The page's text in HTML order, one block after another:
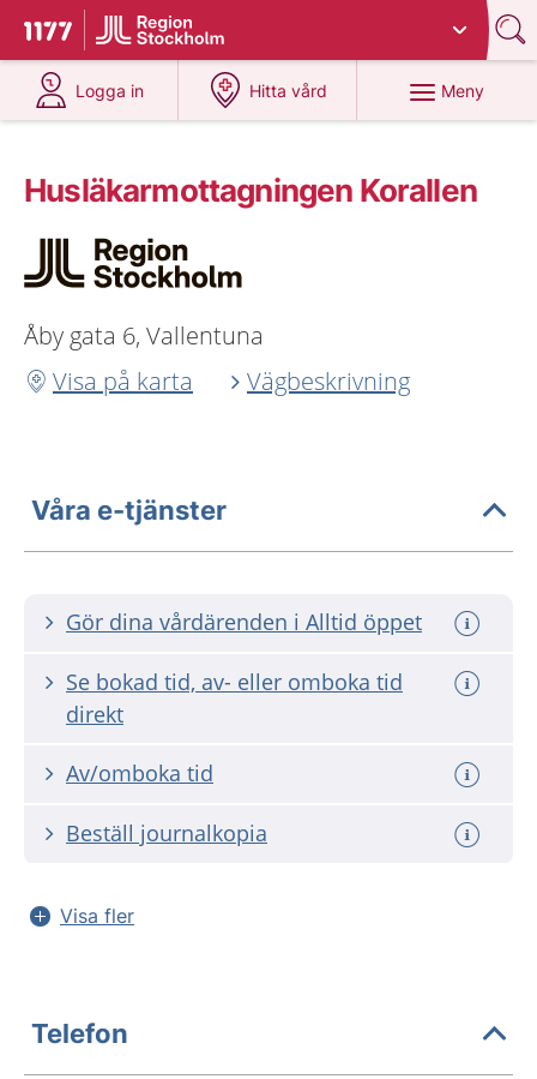
Till startsidan för 1177
Du har valt region
Logga in
på 1177.se
Hitta vård
på 1177.se
Meny
Husläkarmottagningen Korallen
Åby gata 6, Vallentuna
Visa på karta
Vägbeskrivning
Våra e-tjänster
Gör dina vårdärenden i Alltid öppet
Se bokad tid, av- eller omboka tid
direkt
Av/omboka tid
Beställ journalkopia
Visa fler
Telefon